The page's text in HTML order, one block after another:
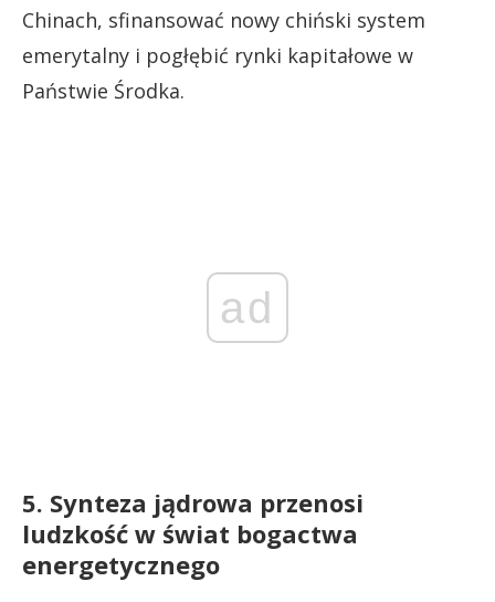
Chinach, sfinansować nowy chiński system
emerytalny i pogłębić rynki kapitałowe w
Państwie Środka.
ad
5. Synteza jądrowa przenosi
ludzkość w świat bogactwa
energetycznego